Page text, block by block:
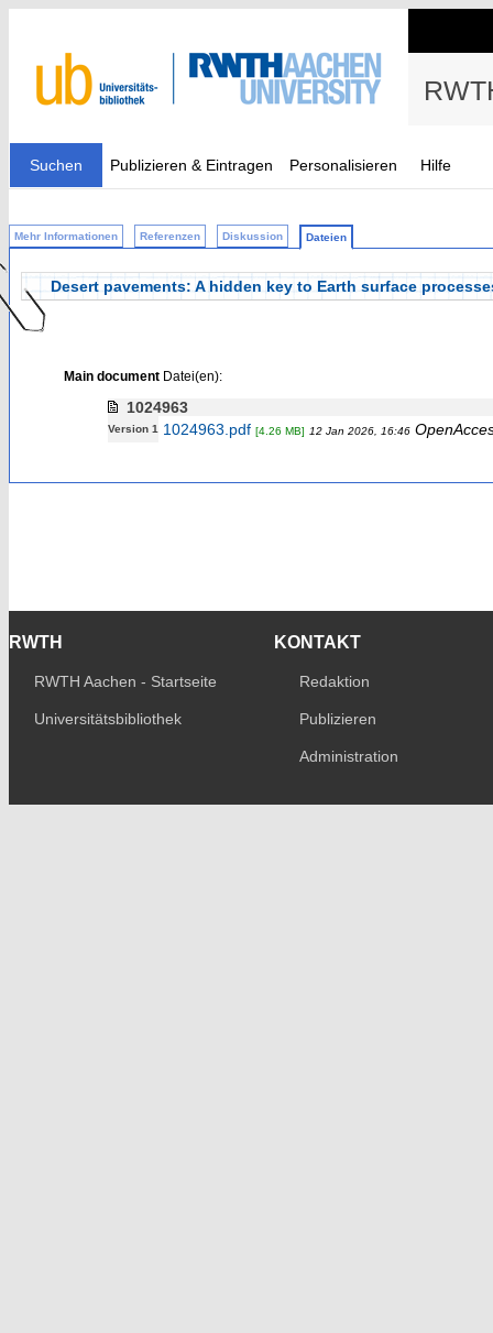
Suchen Publizieren & Eintragen Personalisieren Hilfe
Mehr Informationen Referenzen Diskussion Dateien
Desert pavements: A hidden key to Earth surface
Main documentDatei(en):
1024963
Version 1 1024963.pdf [4.26 MB] 12 Jan 2026, 16:46
RWTH
RWTH Aachen - Startseite
Universitätsbibliothek
KONTAKT
Redaktion
Publizieren
Administration